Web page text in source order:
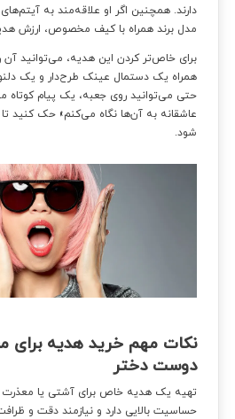
دارند. همچنین اگر او علاقه‌مند به
مدل برند همراه با کیف مخصوص، ارزش
برای خاص‌تر کردن این هدیه، می‌توانید
همراه یک دستمال عینک طرح‌دار و یک
حتی می‌توانید روی جعبه، یک پیام کوتاه
عاشقانه به آن‌ها نگاه می‌کنم» حک کنید
شود.
نکات مهم خرید هدیه برای
دوست دختر
تهیه یک هدیه خاص برای آشتی یا
حساسیت بالایی دارد و نیازمند دقت و